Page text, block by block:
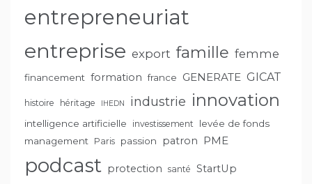
entrepreneuriat
entreprise export famille femme
financement formation france GENERATE GICAT
histoire héritage IHEDN industrie innovation
intelligence artificielle investissement
levée de fonds
management
Paris passion patron PME
podcast protection santé StartUp